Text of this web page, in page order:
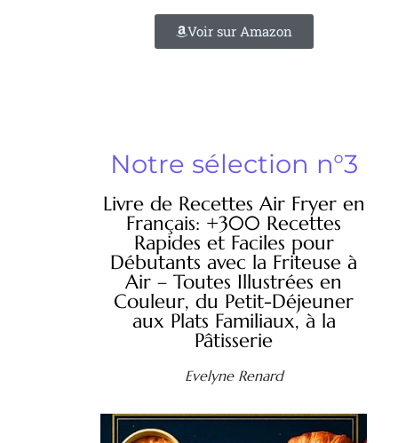
Voir sur Amazon
Notre sélection n°3
Livre de Recettes Air Fryer en
Français: +300 Recettes
Rapides et Faciles pour
Débutants avec la Friteuse à
Air – Toutes Illustrées en
Couleur, du Petit-Déjeuner
aux Plats Familiaux, à la
Pâtisserie
Evelyne Renard